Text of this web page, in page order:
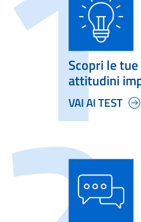
Scopri le tue
attitudini
VAI AI TEST